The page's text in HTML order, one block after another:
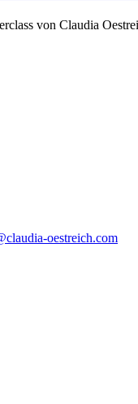
von Claudia
oestreich.com